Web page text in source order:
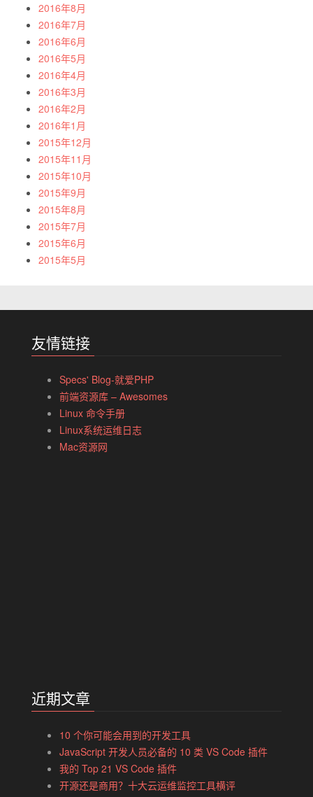
2016年8月
2016年7月
2016年6月
2016年5月
2016年4月
2016年3月
2016年2月
2016年1月
2015年12月
2015年11月
2015年10月
2015年9月
2015年8月
2015年7月
2015年6月
2015年5月
友情链接
Specs' Blog-就爱PHP
前端资源库 – Awesomes
Linux 命令手册
Linux系统运维日志
Mac资源网
近期文章
10 个你可能会用到的开发工具
JavaScript 开发人员必备的 10 类 VS Code 插件
我的 Top 21 VS Code 插件
开源还是商用？十大云运维监控工具横评